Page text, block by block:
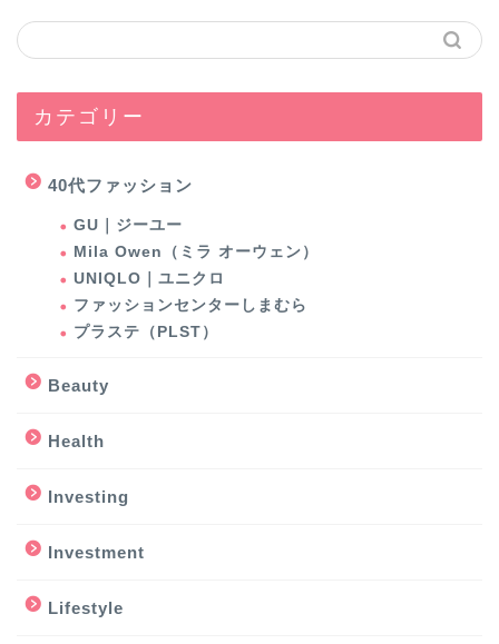
カテゴリー
40代ファッション
GU｜ジーユー
Mila Owen（ミラ オーウェン）
UNIQLO｜ユニクロ
ファッションセンターしまむら
プラステ（PLST）
Beauty
Health
Investing
Investment
Lifestyle